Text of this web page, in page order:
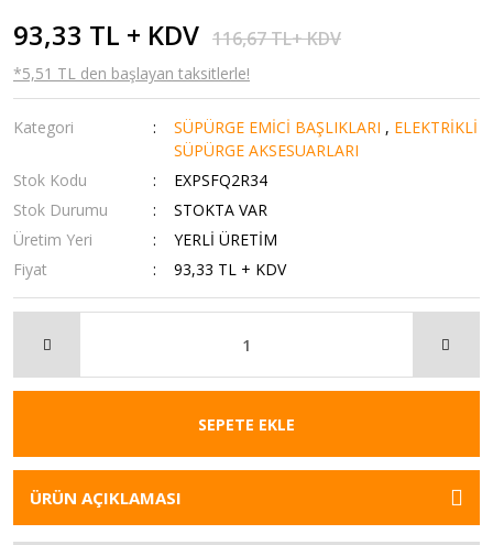
93,33 TL + KDV 116,67 TL+ KDV
*5,51 TL den başlayan taksitlerle!
Kategori SÜPÜRGE EMİCİ BAŞLIKLARI , ELEKTRİKLİ
SÜPÜRGE AKSESUARLARI
Stok Kodu
EXPSFQ2R34
Stok Durumu
STOKTA VAR
Üretim Yeri
YERLİ ÜRETİM
Fiyat
93,33 TL + KDV
SEPETE EKLE
ÜRÜN AÇIKLAMASI